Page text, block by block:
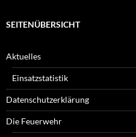
SEITENÜBERSICHT
Aktuelles
Einsatzstatistik
Datenschutzerklärung
Die Feuerwehr